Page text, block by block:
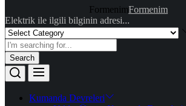
FormenimFormenim
Elektrik ile ilgili bilginin adresi...
Search
Kumanda Devreleri